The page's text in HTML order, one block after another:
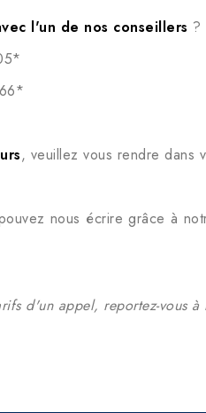
l'un de nos conseillers ?
, veuillez vous rendre dans
nous écrire grâce à
d'un appel, reportez-vous à